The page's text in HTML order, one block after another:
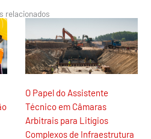
relacionados
O Papel do Assistente
Técnico em Câmaras
Arbitrais para Litígios
Complexos de Infraestrutura